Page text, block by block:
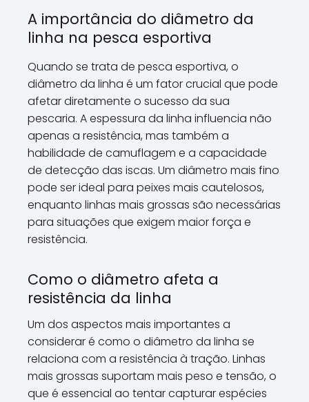
A importância do diâmetro da
linha na pesca esportiva
Quando se trata de pesca esportiva, o
diâmetro da linha é um fator crucial que pode
afetar diretamente o sucesso da sua
pescaria. A espessura da linha influencia não
apenas a resistência, mas também a
habilidade de camuflagem e a capacidade
de detecção das iscas. Um diâmetro mais fino
pode ser ideal para peixes mais cautelosos,
enquanto linhas mais grossas são necessárias
para situações que exigem maior força e
resistência.
Como o diâmetro afeta a
resistência da linha
Um dos aspectos mais importantes a
considerar é como o diâmetro da linha se
relaciona com a resistência à tração. Linhas
mais grossas suportam mais peso e tensão, o
que é essencial ao tentar capturar espécies